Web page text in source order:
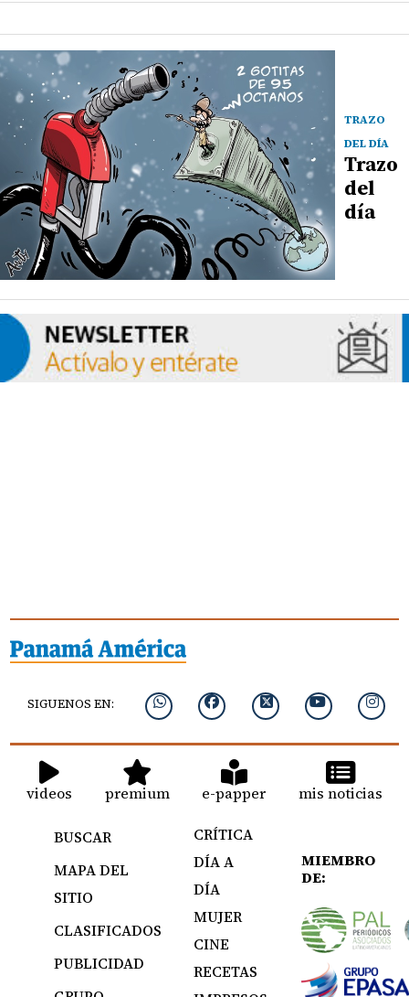
TRAZO
DEL DÍA
Trazo
del
día
SIGUENOS EN:
videos premium e-papper mis noticias
BUSCAR
MAPA DEL
SITIO
CLASIFICADOS
PUBLICIDAD
CRÍTICA
DÍA A
DÍA
MUJER
CINE
RECETAS
MIEMBRO
DE: